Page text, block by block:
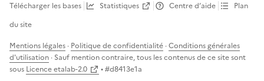
Télécharger les bases
Statistiques Centre d’aide
Plan
du site
Mentions légales · Politique de confidentialité ·Conditions générales
d'utilisation · Sauf mention contraire, tous les contenus de ce site sont
sous Licence etalab-2.0 • #d8413e1a